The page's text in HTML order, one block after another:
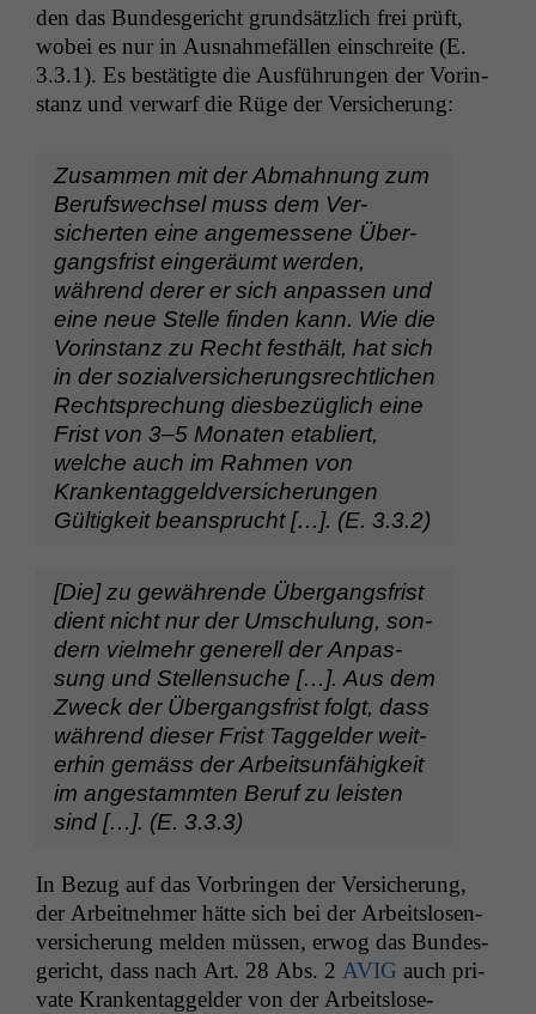
den das Bun­des­gericht grund­sät­zlich frei prüft,
wobei es nur in Aus­nah­me­fällen ein­schre­ite (E.
3.3.1). Es bestätigte die Aus­führun­gen der Vorin­
stanz und ver­warf die Rüge der Versicherung:
Zusam­men mit der Abmah­nung zum
Beruf­swech­sel muss dem Ver­
sicherten eine angemessene Über­
gangs­frist eingeräumt wer­den,
während der­er er sich anpassen und
eine neue Stelle find­en kann. Wie die
Vorin­stanz zu Recht fes­thält, hat sich
in der sozialver­sicherungsrechtlichen
Recht­sprechung dies­bezüglich eine
Frist von 3–5 Monat­en etabliert,
welche auch im Rah­men von
Kranken­taggeld­ver­sicherun­gen
Gültigkeit beansprucht […]. (E. 3.3.2)
[Die] zu gewährende Über­gangs­frist
dient nicht nur der Umschu­lung, son­
dern vielmehr generell der Anpas­
sung und Stel­len­suche […]. Aus dem
Zweck der Über­gangs­frist fol­gt, dass
während dieser Frist Taggelder weit­
er­hin gemäss der Arbeit­sun­fähigkeit
im anges­tammten Beruf zu leis­ten
sind […]. (E. 3.3.3)
In Bezug auf das Vor­brin­gen der Ver­sicherung,
der Arbeit­nehmer hätte sich bei der Arbeit­slosen­
ver­sicherung melden müssen, erwog das Bun­des­
gericht, dass nach Art. 28 Abs. 2 AVIG auch pri­
vate Kranken­taggelder von der Arbeit­slose­